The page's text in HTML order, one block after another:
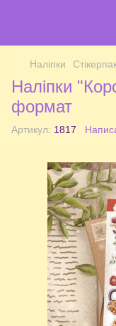
Наліпки
Наліпки
формат
Артикул: 1817